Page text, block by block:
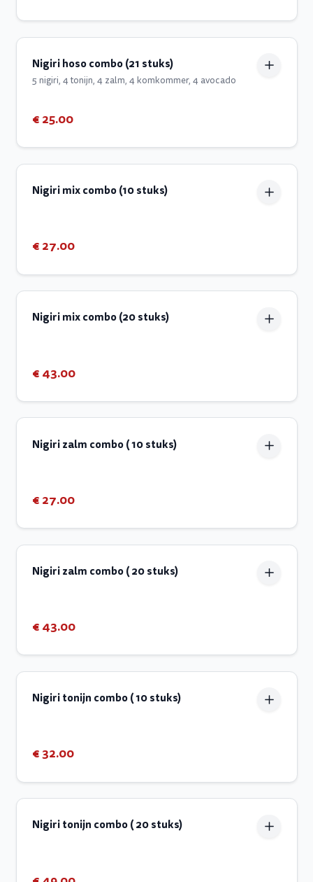
Nigiri hoso combo (21 stuks)
5 nigiri, 4 tonijn, 4 zalm, 4 komkommer, 4 avocado
€ 25.00
Nigiri mix combo (10 stuks)
€ 27.00
Nigiri mix combo (20 stuks)
€ 43.00
Nigiri zalm combo ( 10 stuks)
€ 27.00
Nigiri zalm combo ( 20 stuks)
€ 43.00
Nigiri tonijn combo ( 10 stuks)
€ 32.00
Nigiri tonijn combo ( 20 stuks)